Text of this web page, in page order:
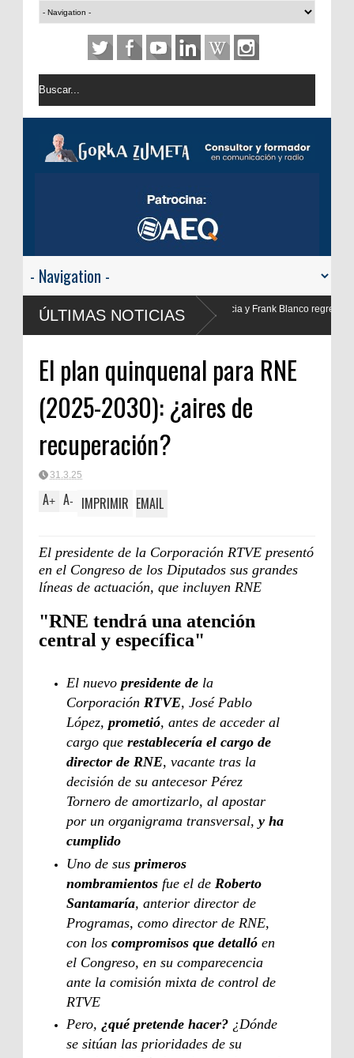
ÚLTIMAS NOTICIAS
Valencia y Frank Blanco regresan a
El plan quinquenal para RNE
(2025-2030): ¿aires de
recuperación?
31.3.25
A+ A- IMPRIMIR EMAIL
El presidente de la Corporación RTVE presentó
en el Congreso de los Diputados sus grandes
líneas de actuación, que incluyen RNE
"RNE tendrá una atención
central y específica"
El nuevo presidente de la
Corporación RTVE, José Pablo
López, prometió, antes de acceder al
cargo que restablecería el cargo de
director de RNE, vacante tras la
decisión de su antecesor Pérez
Tornero de amortizarlo, al apostar
por un organigrama transversal, y ha
cumplido
Uno de sus primeros
nombramientos fue el de Roberto
Santamaría, anterior director de
Programas, como director de RNE,
con los compromisos que detalló en
el Congreso, en su comparecencia
ante la comisión mixta de control de
RTVE
Pero, ¿qué pretende hacer? ¿Dónde
se sitúan las prioridades de su